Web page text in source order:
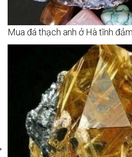
Mua đá thạch anh ở Hà tĩnh